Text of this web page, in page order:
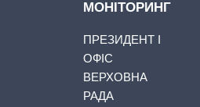
МОНІТОРИНГ
ПРЕЗИДЕНТ І
ОФІС
ВЕРХОВНА
РАДА